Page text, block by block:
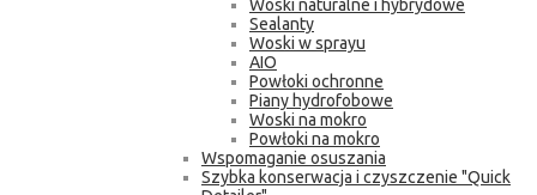
Woski naturalne i hybrydowe
Sealanty
Woski w sprayu
AIO
Powłoki ochronne
Piany hydrofobowe
Woski na mokro
Powłoki na mokro
Wspomaganie osuszania
Szybka konserwacja i czyszczenie "Quick